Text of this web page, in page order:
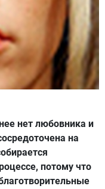
нет любовника и
на
потому что